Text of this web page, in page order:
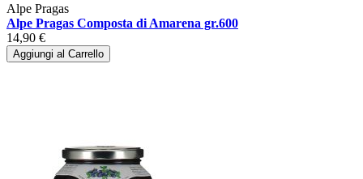
Alpe Pragas
Alpe Pragas Composta di Amarena gr.600
14,90 €
Aggiungi al Carrello